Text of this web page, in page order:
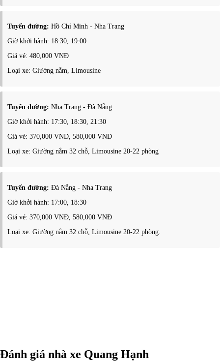
Tuyến đường: Hồ Chí Minh - Nha Trang
Giờ khởi hành: 18:30, 19:00
Giá vé: 480,000 VNĐ
Loại xe: Giường nằm, Limousine
Tuyến đường: Nha Trang - Đà Nẵng
Giờ khởi hành: 17:30, 18:30, 21:30
Giá vé: 370,000 VNĐ, 580,000 VNĐ
Loại xe: Giường nằm 32 chỗ, Limousine 20-22 phòng
Tuyến đường: Đà Nẵng - Nha Trang
Giờ khởi hành: 17:00, 18:30
Giá vé: 370,000 VNĐ, 580,000 VNĐ
Loại xe: Giường nằm 32 chỗ, Limousine 20-22 phòng.
Đánh giá nhà xe Quang Hạnh